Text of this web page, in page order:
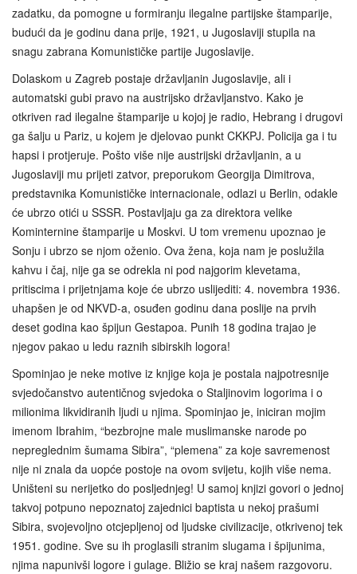
zadatku, da pomogne u formiranju ilegalne partijske štamparije,
budući da je godinu dana prije, 1921, u Jugoslaviji stupila na
snagu zabrana Komunističke partije Jugoslavije.
Dolaskom u Zagreb postaje državljanin Jugoslavije, ali i
automatski gubi pravo na austrijsko državljanstvo. Kako je
otkriven rad ilegalne štamparije u kojoj je radio, Hebrang i drugovi
ga šalju u Pariz, u kojem je djelovao punkt CKKPJ. Policija ga i tu
hapsi i protjeruje. Pošto više nije austrijski državljanin, a u
Jugoslaviji mu prijeti zatvor, preporukom Georgija Dimitrova,
predstavnika Komunističke internacionale, odlazi u Berlin, odakle
će ubrzo otići u SSSR. Postavljaju ga za direktora velike
Kominternine štamparije u Moskvi. U tom vremenu upoznao je
Sonju i ubrzo se njom oženio. Ova žena, koja nam je poslužila
kahvu i čaj, nije ga se odrekla ni pod najgorim klevetama,
pritiscima i prijetnjama koje će ubrzo uslijediti: 4. novembra 1936.
uhapšen je od NKVD-a, osuđen godinu dana poslije na prvih
deset godina kao špijun Gestapoa. Punih 18 godina trajao je
njegov pakao u ledu raznih sibirskih logora!
Spominjao je neke motive iz knjige koja je postala najpotresnije
svjedočanstvo autentičnog svjedoka o Staljinovim logorima i o
milionima likvidiranih ljudi u njima. Spominjao je, iniciran mojim
imenom Ibrahim, “bezbrojne male muslimanske narode po
nepreglednim šumama Sibira”, “plemena” za koje savremenost
nije ni znala da uopće postoje na ovom svijetu, kojih više nema.
Uništeni su nerijetko do posljednjeg! U samoj knjizi govori o jednoj
takvoj potpuno nepoznatoj zajednici baptista u nekoj prašumi
Sibira, svojevoljno otcjepljenoj od ljudske civilizacije, otkrivenoj tek
1951. godine. Sve su ih proglasili stranim slugama i špijunima,
njima napunivši logore i gulage. Bližio se kraj našem razgovoru.